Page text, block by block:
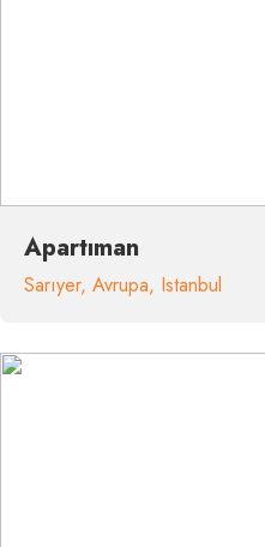
Apartıman
Sarıyer, Avrupa, Istanbul